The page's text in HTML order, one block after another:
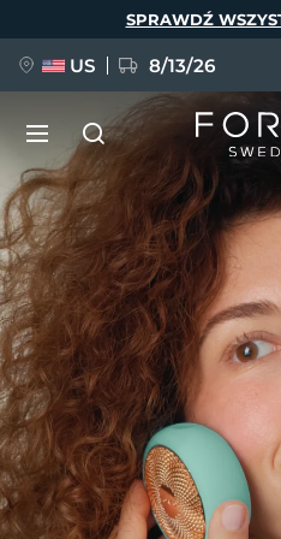
SPRAWDŹ
US 8/13/26
NOWOŚĆ
FAQ™ Pure Beauty-Tech
BREAKING NEWS
issa™ Teeth Whitening
Język
English Deutsch
Français
Italiano
Polski
Svenska
Türkçe
简体中文